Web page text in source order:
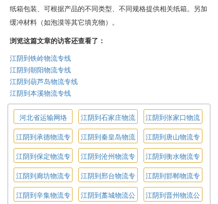
纸箱包装、可根据产品的不同类型、不同规格提供相关纸箱。另加
缓冲材料（如泡漠等其它填充物）。
浏览这篇文章的访客还查看了：
江阴到铁岭物流专线
江阴到朝阳物流专线
江阴到葫芦岛物流专线
江阴到本溪物流专线
河北省运输网络
江阴到石家庄物流
专线
江阴到张家口物流
专线
江阴到承德物流专
线
江阴到秦皇岛物流
专线
江阴到唐山物流专
线
江阴到保定物流专
线
江阴到沧州物流专
线
江阴到衡水物流专
线
江阴到廊坊物流专
线
江阴到邢台物流专
线
江阴到邯郸物流专
线
江阴到辛集物流专
江阴到藁城物流公
江阴到晋州物流公